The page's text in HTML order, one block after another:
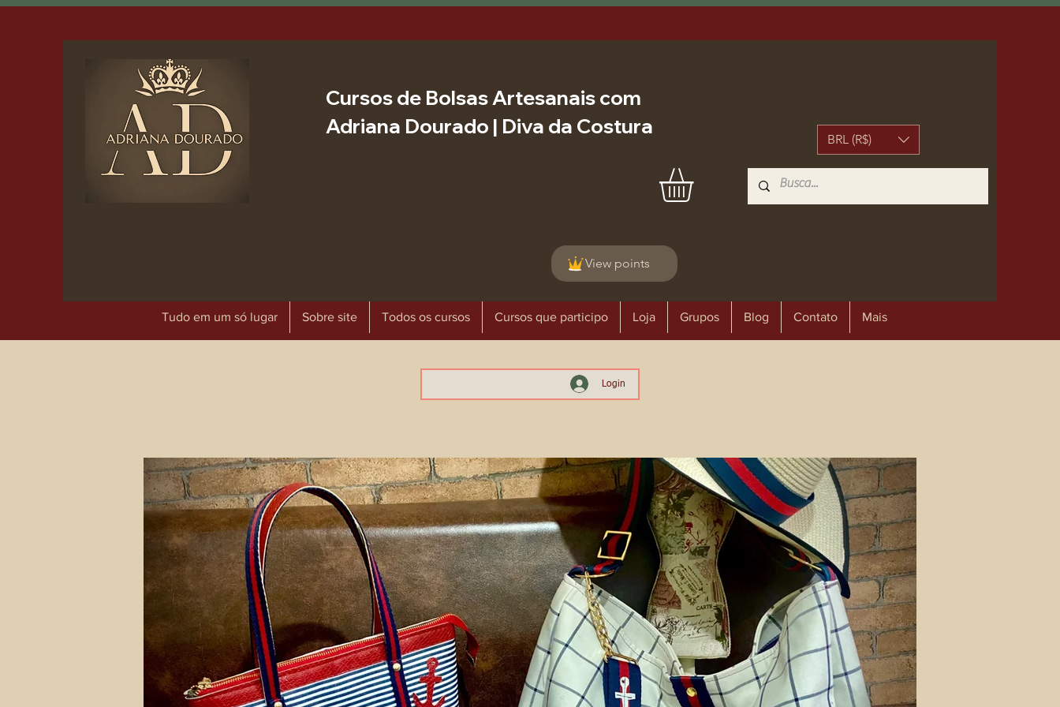
Cursos de Bolsas Artesanais com
Adriana Dourado | Diva da Costura
BRL (R$)
View points
Tudo em um só lugar Sobre site Todos os cursos Cursos que participo Loja Grupos Blog Contato Mais
Login